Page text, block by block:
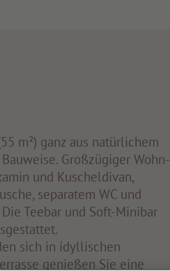
m²) ganz aus natürlichem
Großzügiger Wohn-
und Kuscheldivan,
separatem WC und
Teebar und Soft-Minibar
sich in idyllischen
genießen Sie eine